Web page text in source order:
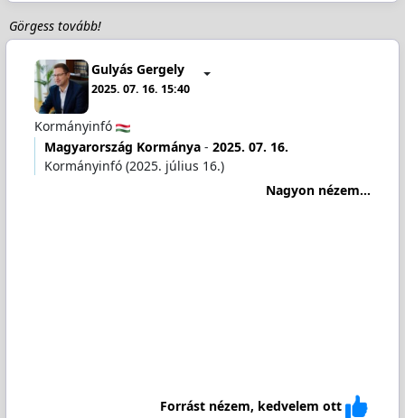
Görgess tovább!
Gulyás Gergely
2025. 07. 16. 15:40
Kormányinfó
Magyarország Kormánya- 2025. 07. 16.
Kormányinfó (2025. július 16.)
Nagyon nézem...
Forrást nézem, kedvelem ott